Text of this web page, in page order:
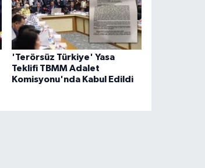
'Terörsüz Türkiye' Yasa
Teklifi TBMM Adalet
Komisyonu'nda Kabul Edildi